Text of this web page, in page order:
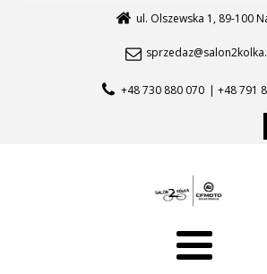
ul. Olszewska 1, 89-100
+48 730 880 070 | +48 791